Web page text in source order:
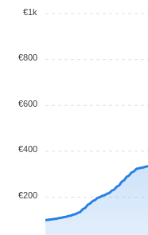
€1k
€800
€600
€400
€200